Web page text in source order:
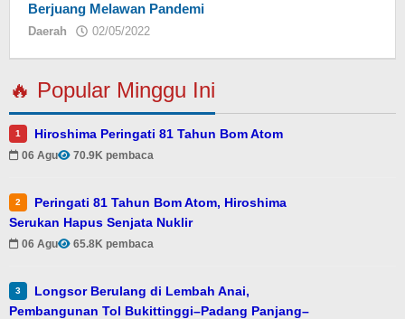
Berjuang Melawan Pandemi
Daerah 02/05/2022
🔥 Popular Minggu Ini
1 Hiroshima Peringati 81 Tahun Bom Atom
06 Agu 70.9K pembaca
2
Peringati 81 Tahun Bom Atom, Hiroshima
Serukan Hapus Senjata Nuklir
06 Agu 65.8K pembaca
3
Longsor Berulang di Lembah Anai,
Pembangunan Tol Bukittinggi–Padang Panjang–